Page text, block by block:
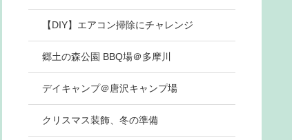
【DIY】エアコン掃除にチャレンジ
郷土の森公園 BBQ場＠多摩川
デイキャンプ＠唐沢キャンプ場
クリスマス装飾、冬の準備